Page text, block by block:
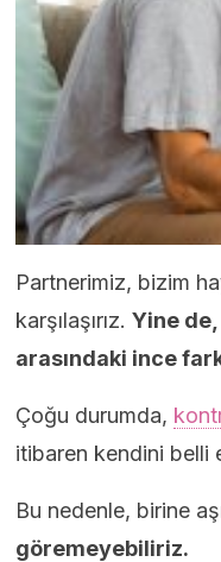
Partnerimiz, bizim
karşılaşırız. Yine
arasındaki ince
Çoğu durumda,
itibaren kendini belli
Bu nedenle, birine
göremeyebiliriz.